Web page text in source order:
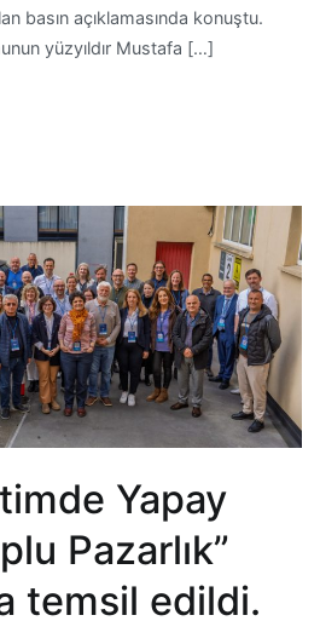
basın açıklamasında konuştu.
yüzyıldır Mustafa […]
Yapay
Pazarlık”
temsil edildi.